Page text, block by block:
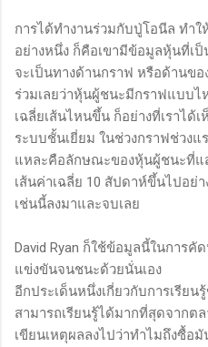
การได้ทำงานร่วมกับปู่โอนีล ทำใ
อย่างหนึ่ง ก็คือเขามีข้อมูลหุ้นที่เ
จะเป็นทางด้านกราฟ หรือด้านข
ร่วมเลยว่าหุ้นผู้ชนะมีกราฟแบบไ
เฉลี่ยเส้นไหนขึ้น ก็อย่างที่เราไ
ระบบชั้นเยี่ยม ในช่วงกราฟช่วง
แหละคือลักษณะของหุ้นผู้ชนะที่แ
เส้นค่าเฉลี่ย 10 สัปดาห์ขึ้นไปอย่
เช่นนี้ลงมาและจบเลย
David Ryan ก็ใช้ข้อมูลนี้ในการคั
แข่งขันจนชนะด้วยนั่นเอง
อีกประเด็นหนึ่งเกี่ยวกับการเรีย
สามารถเรียนรู้ได้มากที่สุดจากต
เขียนเหตุผลลงไปว่าทำไมถึงซื้อ